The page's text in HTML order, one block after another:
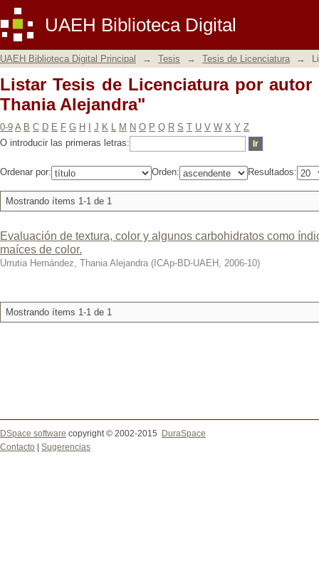
UAEH Biblioteca Digital
Listar Tesis de Licenciatura por autor
UAEH Biblioteca Digital Principal → Tesis → Tesis de Licenciatura →
Listar Tesis de Licenciatura por autor
Thania Alejandra"
0-9 A B C D E F G H J K L M N O P Q R S T U V W X Y Z
O introducir las primeras letras:
Ordenar por: Orden: Resultados:
Mostrando ítems 1-1 de 1
Evaluación de textura, color y algunos carbohidratos como
maíces de color.
Urrutia Hernández, Thania Alejandra ( ICAp-BD-UAEH , 2006-10)
Mostrando ítems 1-1 de 1
DSpace software copyright © 2002-2015
DuraSpace
Contacto
Sugerencias